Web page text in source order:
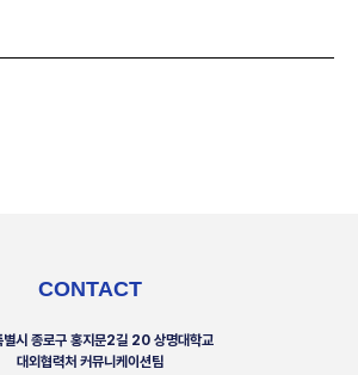
CONTACT
별시 종로구 홍지문2길 20 상명대학교
대외협력처 커뮤니케이션팀